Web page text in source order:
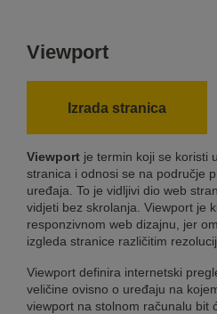
Viewport
Izrada stranica
Viewport je termin koji se koristi
stranica i odnosi se na područje
uređaja. To je vidljivi dio web
vidjeti bez skrolanja. Viewport je
responzivnom web dizajnu, jer
izgleda stranice različitim
Viewport definira internetski
veličine ovisno o uređaju na
viewport na stolnom računalu bit